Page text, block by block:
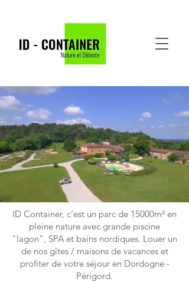
ID Container, c'est un parc de 15000m² en
pleine nature avec grande piscine
"lagon", SPA et bains nordiques. Louer un
de nos gîtes / maisons de vacances et
profiter de votre séjour en Dordogne -
Périgord.